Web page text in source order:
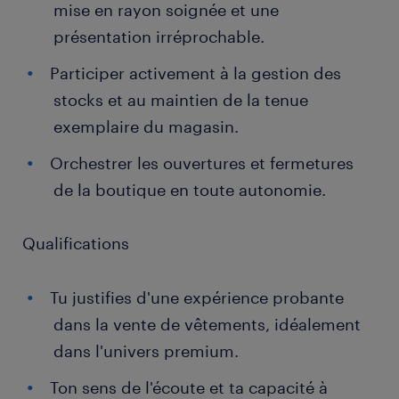
mise en rayon soignée et une
présentation irréprochable.
Participer activement à la gestion des
stocks et au maintien de la tenue
exemplaire du magasin.
Orchestrer les ouvertures et fermetures
de la boutique en toute autonomie.
Qualifications
Tu justifies d'une expérience probante
dans la vente de vêtements, idéalement
dans l'univers premium.
Ton sens de l'écoute et ta capacité à